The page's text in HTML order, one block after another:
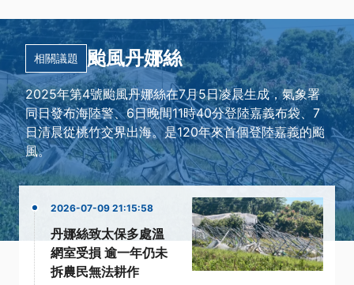
相關議題 颱風丹娜絲
2025年第4號颱風丹娜絲在7月5日凌晨生成，氣象署
同日發布海陸警、6日晚間11時40分登陸嘉義布袋、7
日清晨從桃竹交界出海。是120年來首個登陸嘉義的颱
風。
2026-07-09 21:15:58
丹娜絲致太保多處溫
網室受損 逾一年仍未
拆農民無法耕作